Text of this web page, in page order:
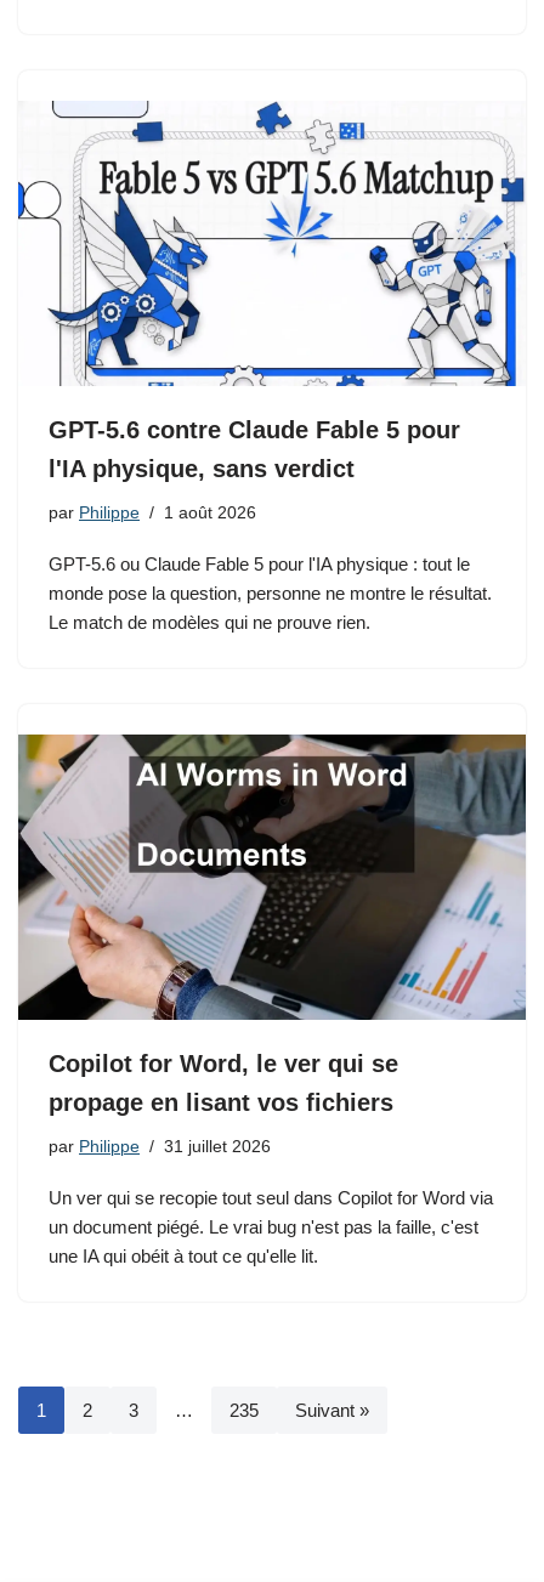
GPT-5.6 contre Claude Fable 5 pour
l'IA physique, sans verdict
par Philippe 1 août 2026
GPT-5.6 ou Claude Fable 5 pour l'IA physique : tout le
monde pose la question, personne ne montre le résultat.
Le match de modèles qui ne prouve rien.
Copilot for Word, le ver qui se
propage en lisant vos fichiers
par Philippe 31 juillet 2026
Un ver qui se recopie tout seul dans Copilot for Word via
un document piégé. Le vrai bug n'est pas la faille, c'est
une IA qui obéit à tout ce qu'elle lit.
1 2 3 … 235 Suivant »